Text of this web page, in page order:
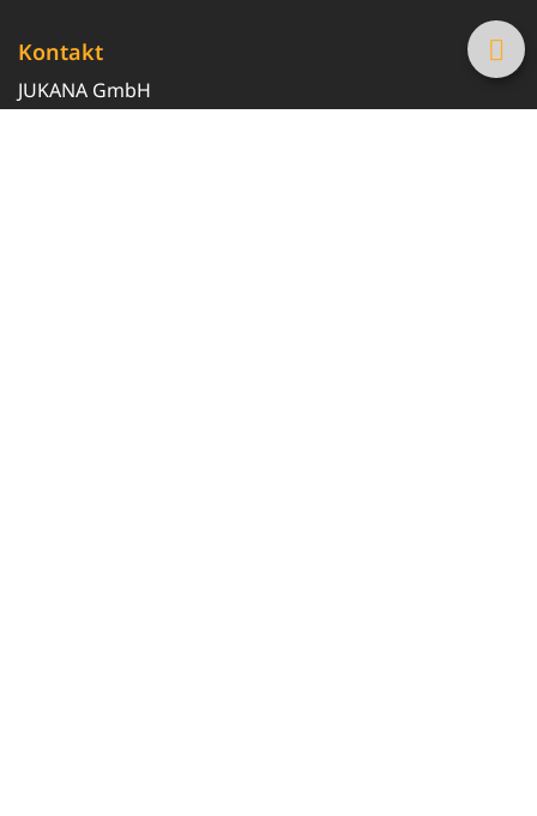
Kontakt
JUKANA GmbH